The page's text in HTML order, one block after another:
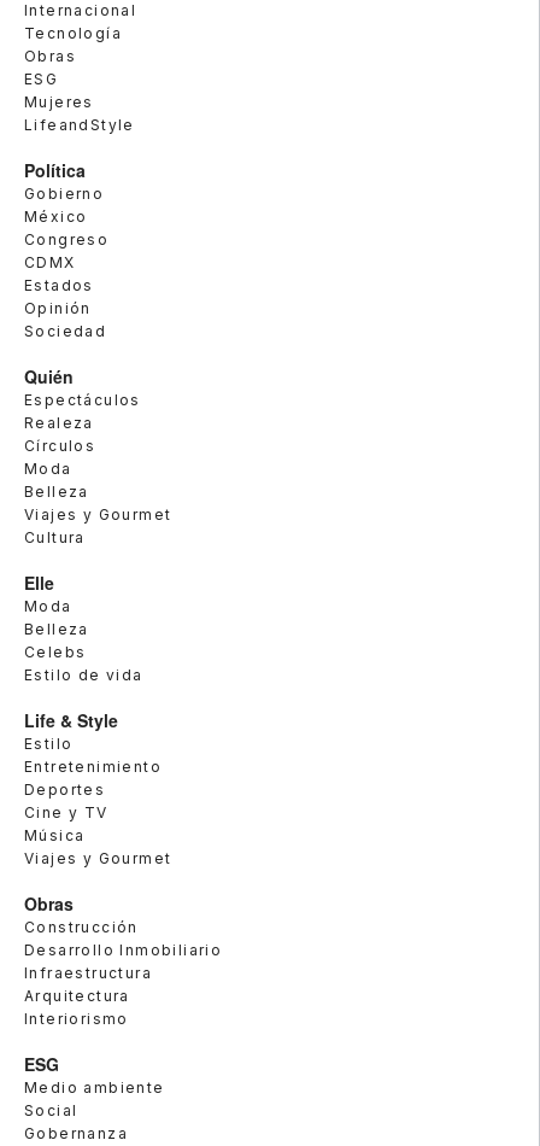
Internacional
Tecnología
Obras
ESG
Mujeres
LifeandStyle
Política
Gobierno
México
Congreso
CDMX
Estados
Opinión
Sociedad
Quién
Espectáculos
Realeza
Círculos
Moda
Belleza
Viajes y Gourmet
Cultura
Elle
Moda
Belleza
Celebs
Estilo de vida
Life & Style
Estilo
Entretenimiento
Deportes
Cine y TV
Música
Viajes y Gourmet
Obras
Construcción
Desarrollo Inmobiliario
Infraestructura
Arquitectura
Interiorismo
ESG
Medio ambiente
Social
Gobernanza